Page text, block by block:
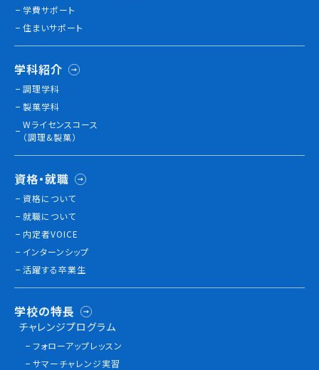
学費サポート
住まいサポート
学科紹介
調理学科
製菓学科
Wライセンスコース
（調理&製菓）
資格・就職
資格について
就職について
内定者VOICE
インターンシップ
活躍する卒業生
学校の特長
チャレンジプログラム
フォローアップレッスン
サマーチャレンジ実習